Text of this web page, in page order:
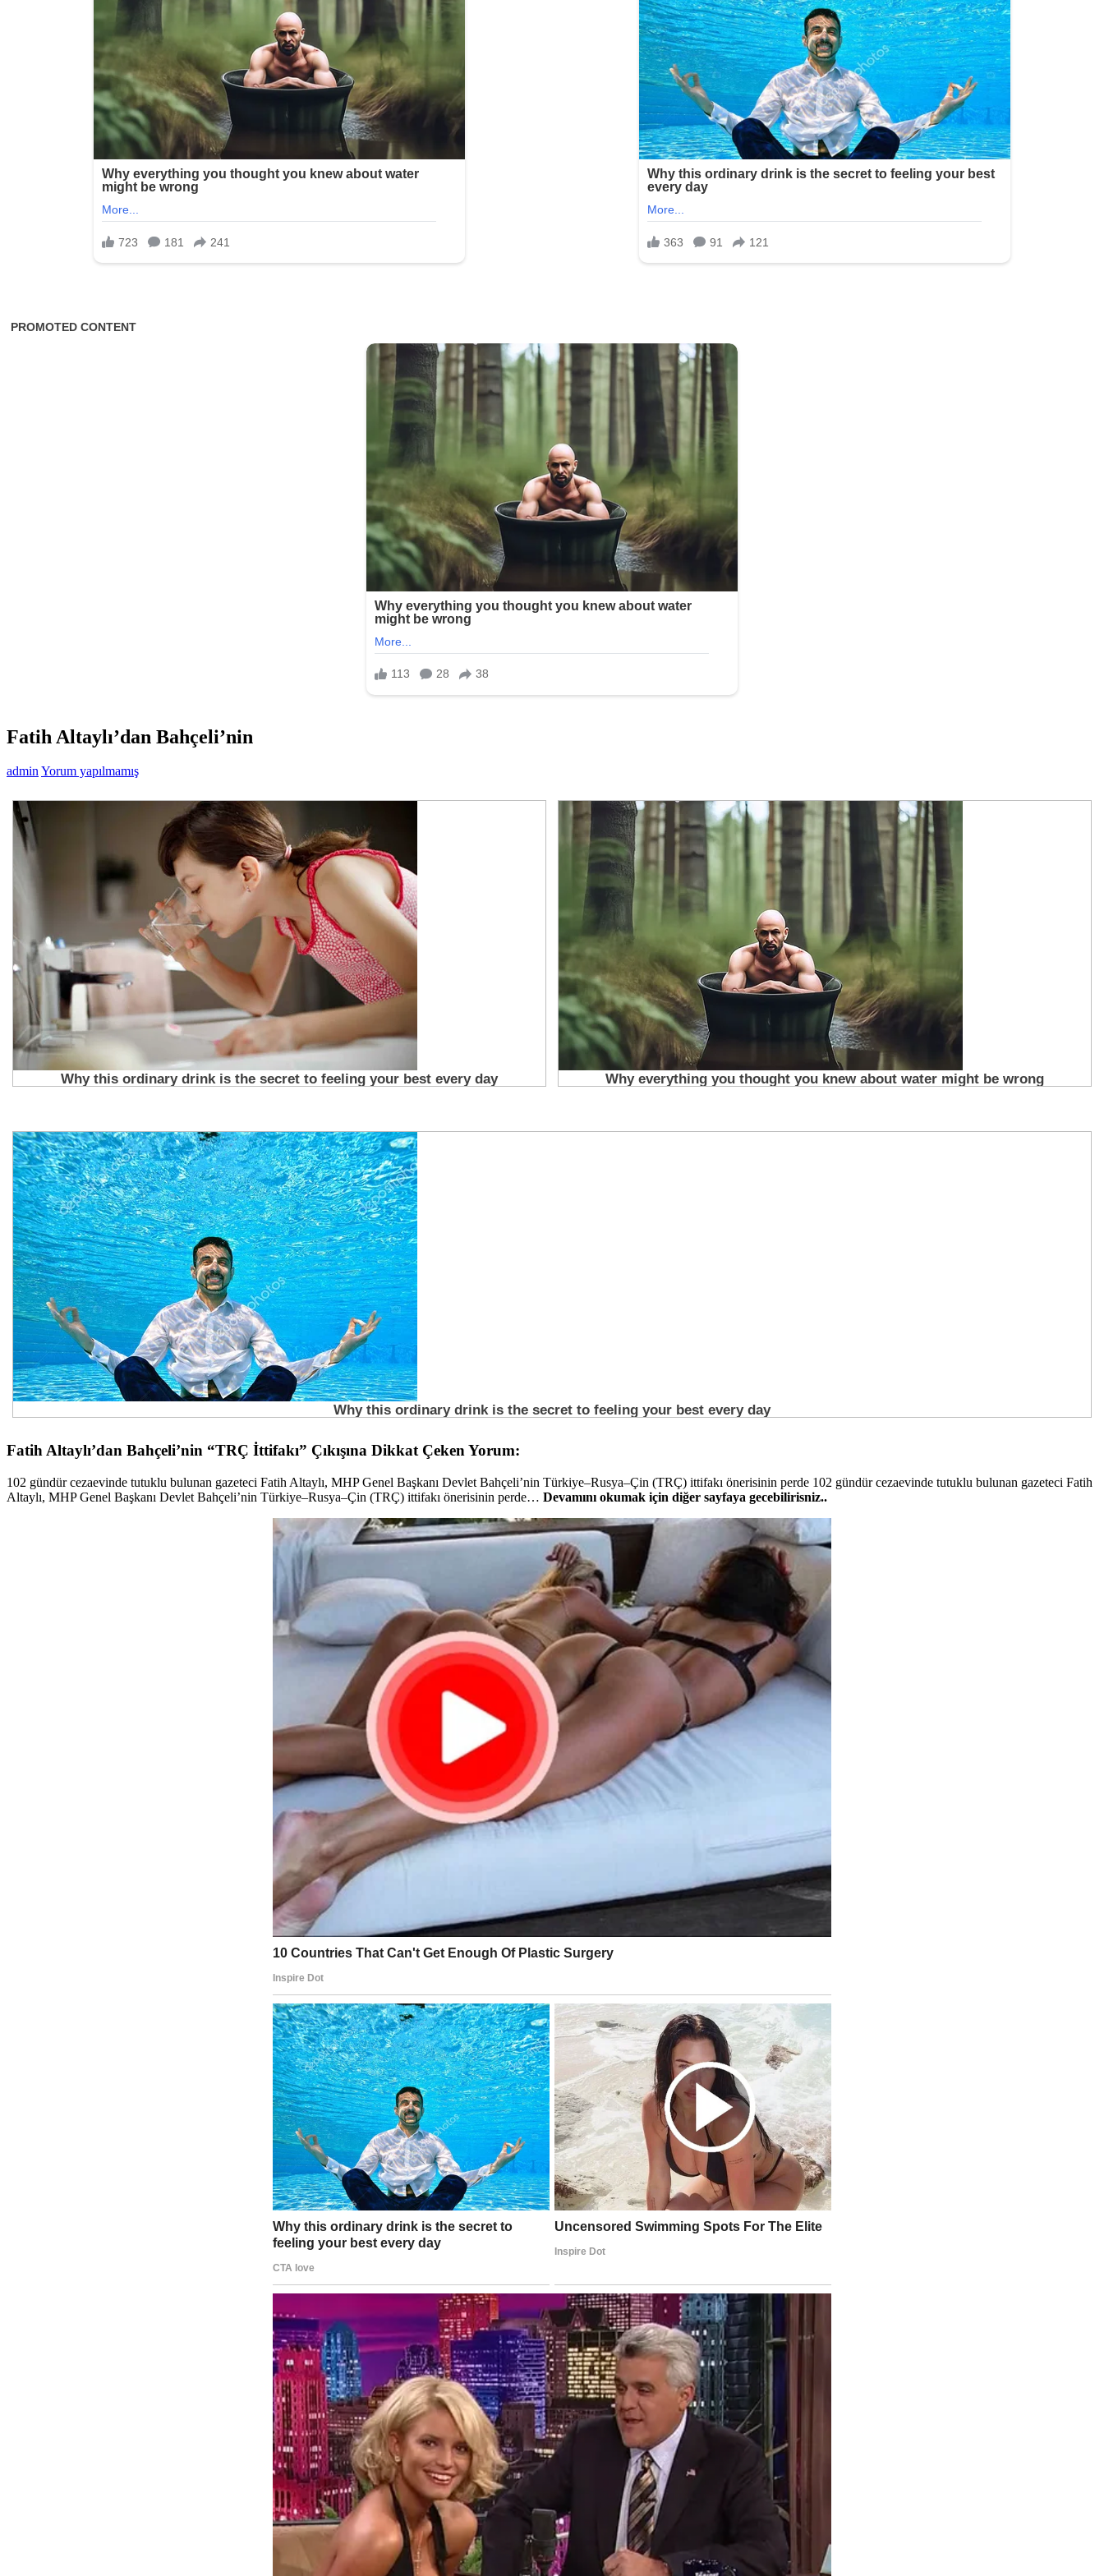
Fatih Altaylı’dan Bahçeli’nin
adminYorum yapılmamış
Fatih Altaylı’dan Bahçeli’nin “TRÇ İttifakı” Çıkışına Dikkat Çeken Yorum:
102 gündür cezaevinde tutuklu bulunan gazeteci Fatih Altaylı, MHP Genel Başkanı Devlet Bahçeli’nin Türkiye–Rusya–Çin (TRÇ) ittifakı önerisinin perde 102 gündür cezaevinde tutuklu bulunan gazeteci Fatih
Altaylı, MHP Genel Başkanı Devlet Bahçeli’nin Türkiye–Rusya–Çin (TRÇ) ittifakı önerisinin perde… Devamını okumak için diğer sayfaya gecebilirisniz..